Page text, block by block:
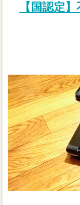
【国認定